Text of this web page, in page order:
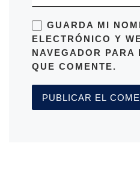
GUARDA MI
ELECTRÓNICO Y
NAVEGADOR PARA
QUE COMENTE.